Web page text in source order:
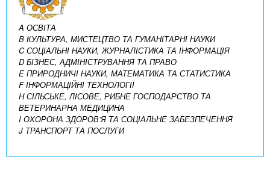
A ОСВІТА
B КУЛЬТУРА, МИСТЕЦТВО ТА ГУМАНІТАРНІ НАУКИ
C СОЦІАЛЬНІ НАУКИ, ЖУРНАЛІСТИКА ТА ІНФОРМАЦІЯ
D БІЗНЕС, АДМІНІСТРУВАННЯ ТА ПРАВО
E ПРИРОДНИЧІ НАУКИ, МАТЕМАТИКА ТА СТАТИСТИКА
F ІНФОРМАЦІЙНІ ТЕХНОЛОГІЇ
H СІЛЬСЬКЕ, ЛІСОВЕ, РИБНЕ ГОСПОДАРСТВО ТА
ВЕТЕРИНАРНА МЕДИЦИНА
I ОХОРОНА ЗДОРОВ’Я ТА СОЦІАЛЬНЕ ЗАБЕЗПЕЧЕННЯ
J ТРАНСПОРТ ТА ПОСЛУГИ